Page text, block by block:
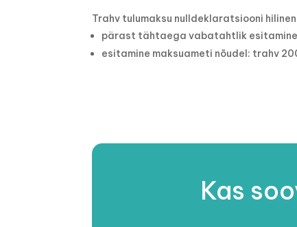
Trahv tulumaksu nulldeklaratsiooni
pärast tähtaega vabatahtlik
esitamine maksuameti nõudel: trahv
Kas